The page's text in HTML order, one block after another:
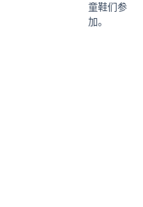
童鞋们参
加。